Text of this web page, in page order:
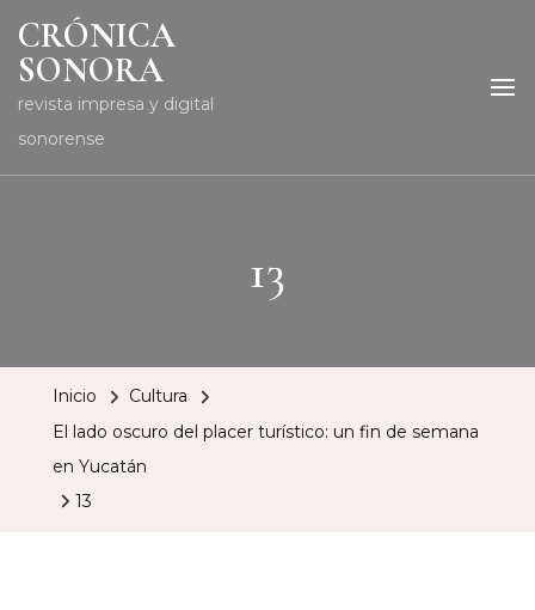
CRÓNICA
SONORA
revista impresa y digital
sonorense
13
Inicio
Cultura
El lado oscuro del placer turístico: un fin de semana
en Yucatán
13